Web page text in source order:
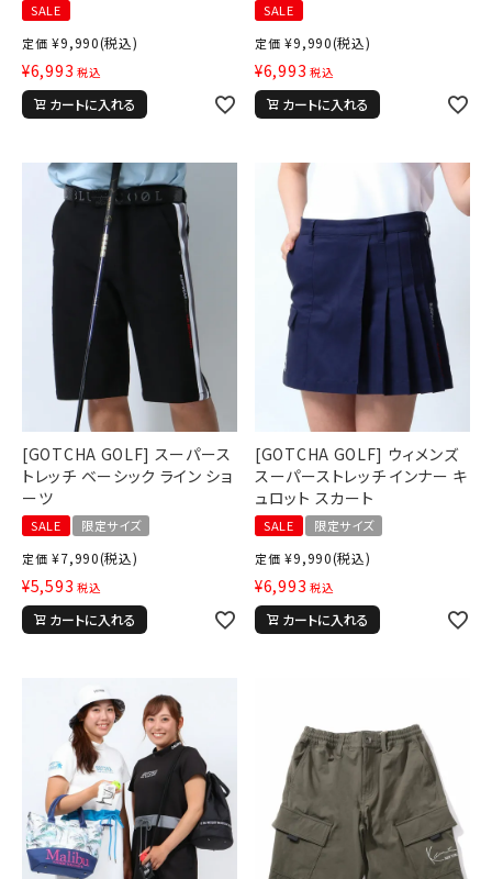
SALE
定価 ¥9,990(税込)
¥6,993 税込
カートに入れる
SALE
定価 ¥9,990(税込)
¥6,993 税込
カートに入れる
[GOTCHA GOLF] スーパース
トレッチ ベーシック ライン ショ
ーツ
SALE
限定サイズ
定価 ¥7,990(税込)
¥5,593 税込
カートに入れる
[GOTCHA GOLF] ウィメンズ
スーパーストレッチ インナー キ
ュロット スカート
SALE
限定サイズ
定価 ¥9,990(税込)
¥6,993 税込
カートに入れる